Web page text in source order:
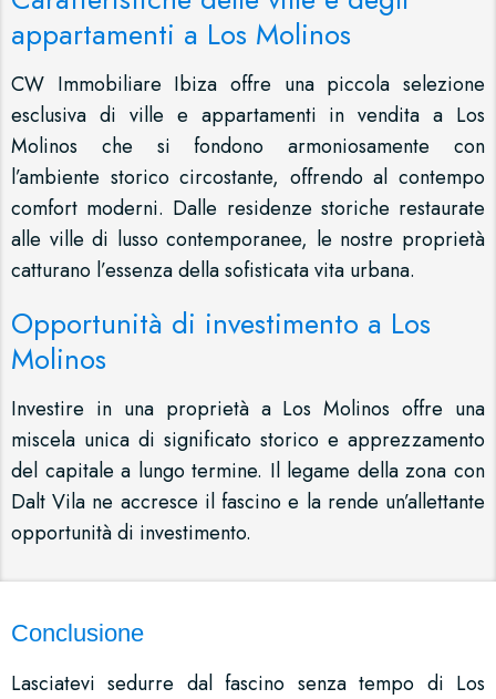
appartamenti a Los Molinos
CW Immobiliare Ibiza offre una piccola selezione
esclusiva di ville e appartamenti in vendita a Los
Molinos che si fondono armoniosamente con
l’ambiente storico circostante, offrendo al contempo
comfort moderni. Dalle residenze storiche restaurate
alle ville di lusso contemporanee, le nostre proprietà
catturano l’essenza della sofisticata vita urbana.
Opportunità di investimento a Los
Molinos
Investire in una proprietà a Los Molinos offre una
miscela unica di significato storico e apprezzamento
del capitale a lungo termine. Il legame della zona con
Dalt Vila ne accresce il fascino e la rende un’allettante
opportunità di investimento.
Conclusione
Lasciatevi sedurre dal fascino senza tempo di Los